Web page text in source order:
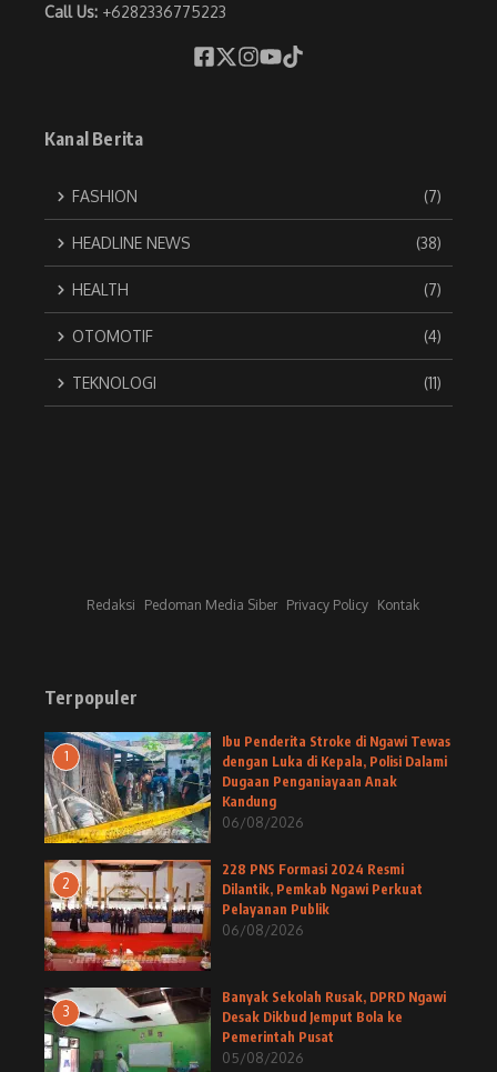
Call Us: +6282336775223
Kanal Berita
FASHION (7)
HEADLINE NEWS (38)
HEALTH (7)
OTOMOTIF (4)
TEKNOLOGI (11)
Redaksi Pedoman Media Siber Privacy Policy Kontak
Terpopuler
1
Ibu Penderita Stroke di Ngawi Tewas
dengan Luka di Kepala, Polisi Dalami
Dugaan Penganiayaan Anak
Kandung
06/08/2026
2
228 PNS Formasi 2024 Resmi
Dilantik, Pemkab Ngawi Perkuat
Pelayanan Publik
06/08/2026
3
Banyak Sekolah Rusak, DPRD Ngawi
Desak Dikbud Jemput Bola ke
Pemerintah Pusat
05/08/2026